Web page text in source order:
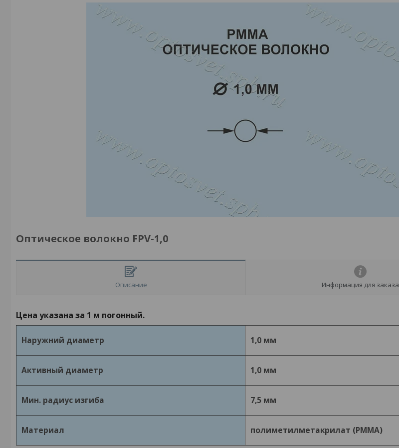
Оптическое волокно FPV-1,0
Описание Информация для заказа
Цена указана за 1 м погонный.
Наружний диаметр 1,0 мм
Активный диаметр 1,0 мм
Мин. радиус изгиба 7,5 мм
Материал полиметилметакрилат (PMMA)